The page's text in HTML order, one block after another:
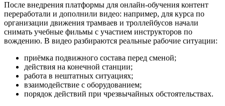
После внедрения платформы для онлайн-обучения контент
переработали и дополнили видео: например, для курса по
организации движения трамваев и троллейбусов начали
снимать учебные фильмы с участием инструкторов по
вождению. В видео разбираются реальные рабочие ситуации:
приёмка подвижного состава перед сменой;
действия на конечной станции;
работа в нештатных ситуациях;
взаимодействие с оборудованием;
порядок действий при чрезвычайных обстоятельствах.